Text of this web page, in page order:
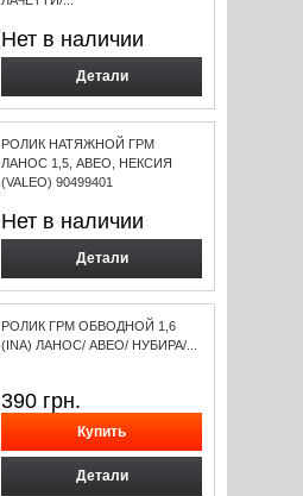
Нет в наличии
Детали
РОЛИК НАТЯЖНОЙ ГРМ
ЛАНОС 1,5, АВЕО, НЕКСИЯ
(VALEO) 90499401
Нет в наличии
Детали
РОЛИК ГРМ ОБВОДНОЙ 1,6
(INA) ЛАНОС/ АВЕО/ НУБИРА/...
390 грн.
Детали